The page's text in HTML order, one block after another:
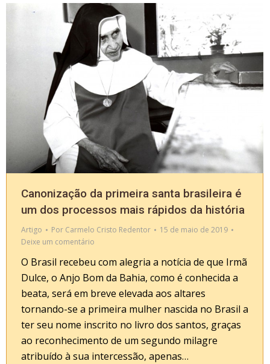
Canonização da primeira santa brasileira é
um dos processos mais rápidos da história
Artigo Por Carmelo Cristo Redentor
15 de maio de 2019
Deixe um comentário
O Brasil recebeu com alegria a notícia de que Irmã
Dulce, o Anjo Bom da Bahia, como é conhecida a
beata, será em breve elevada aos altares
tornando-se a primeira mulher nascida no Brasil a
ter seu nome inscrito no livro dos santos, graças
ao reconhecimento de um segundo milagre
atribuído à sua intercessão, apenas…